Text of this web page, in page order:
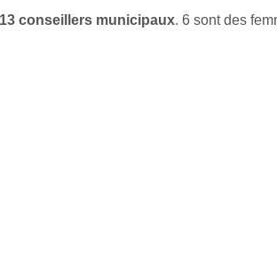
conseillers municipaux. 6 sont des